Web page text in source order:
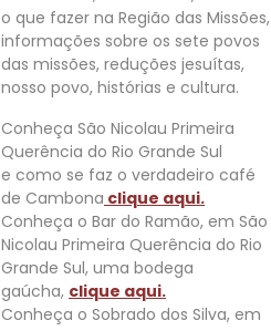
o que fazer na Região das Missões,
informações sobre os sete povos
das missões, reduções jesuítas,
nosso povo, histórias e cultura.
Conheça São Nicolau Primeira
Querência do Rio Grande Sul
e como se faz o verdadeiro café
de Cambona clique aqui.
Conheça o Bar do Ramão, em São
Nicolau Primeira Querência do Rio
Grande Sul, uma bodega
gaúcha, clique aqui.
Conheça o Sobrado dos Silva, em